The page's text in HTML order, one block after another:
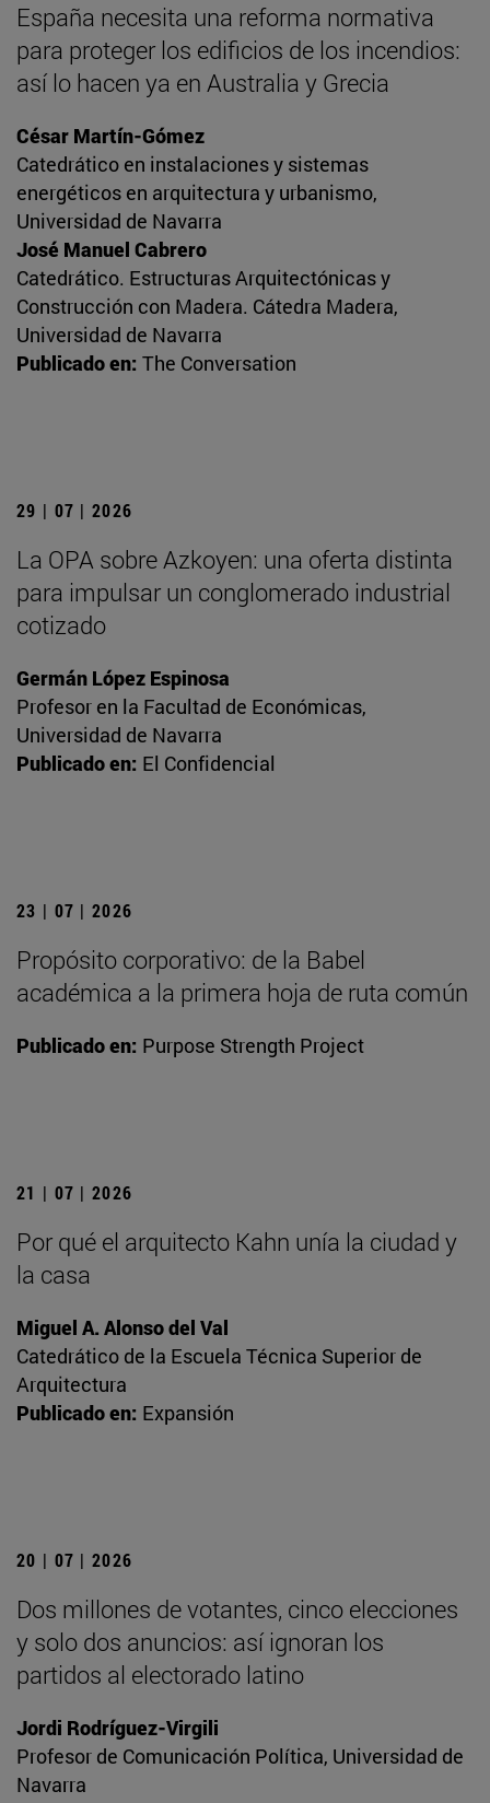
España necesita una reforma normativa
para proteger los edificios de los incendios:
así lo hacen ya en Australia y Grecia
César Martín-Gómez
Catedrático en instalaciones y sistemas
energéticos en arquitectura y urbanismo,
Universidad de Navarra
José Manuel Cabrero
Catedrático. Estructuras Arquitectónicas y
Construcción con Madera. Cátedra Madera,
Universidad de Navarra
Publicado en: The Conversation
29 | 07 | 2026
La OPA sobre Azkoyen: una oferta distinta
para impulsar un conglomerado industrial
cotizado
Germán López Espinosa
Profesor en la Facultad de Económicas,
Universidad de Navarra
Publicado en: El Confidencial
23 | 07 | 2026
Propósito corporativo: de la Babel
académica a la primera hoja de ruta común
Publicado en: Purpose Strength Project
21 | 07 | 2026
Por qué el arquitecto Kahn unía la ciudad y
la casa
Miguel A. Alonso del Val
Catedrático de la Escuela Técnica Superior de
Arquitectura
Publicado en: Expansión
20 | 07 | 2026
Dos millones de votantes, cinco elecciones
y solo dos anuncios: así ignoran los
partidos al electorado latino
Jordi Rodríguez-Virgili
Profesor de Comunicación Política, Universidad de
Navarra